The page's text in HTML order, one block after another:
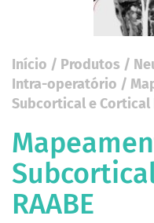
Início / Produtos /
Intra-operatório /
Subcortical e Cortical
RAABE